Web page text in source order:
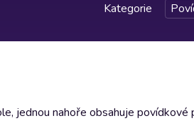
Kategorie
jednou nahoře obsahuje